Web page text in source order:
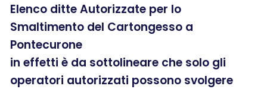
Elenco ditte Autorizzate per lo
Smaltimento del Cartongesso a
Pontecurone
in effetti è da sottolineare che solo gli
operatori autorizzati possono svolgere